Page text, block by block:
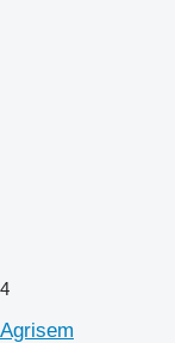
4
Agrisem